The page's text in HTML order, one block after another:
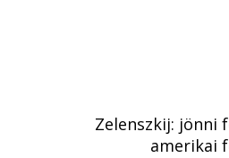
Zelenszkij: jönni
amerikai